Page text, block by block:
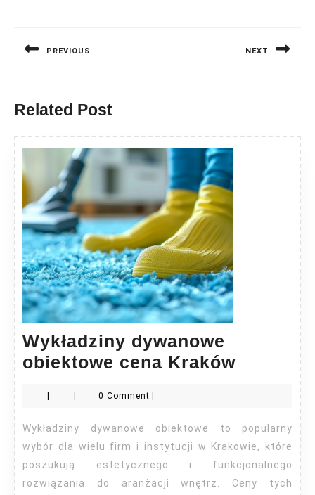
PREVIOUS NEXT
Related Post
Wykładziny dywanowe
obiektowe cena Kraków
cena
Kraków
0 Comment
Wykładziny dywanowe obiektowe to popularny
wybór dla wielu firm i instytucji w Krakowie, które
poszukują estetycznego i funkcjonalnego
rozwiązania do aranżacji wnętrz. Ceny tych